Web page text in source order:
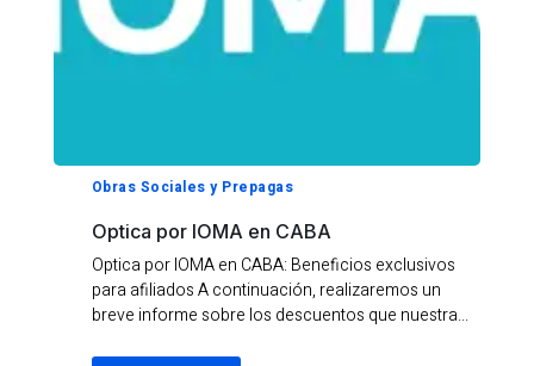
Obras Sociales y Prepagas
Optica por IOMA en CABA
Optica por IOMA en CABA: Beneficios exclusivos
para afiliados A continuación, realizaremos un
breve informe sobre los descuentos que nuestra...